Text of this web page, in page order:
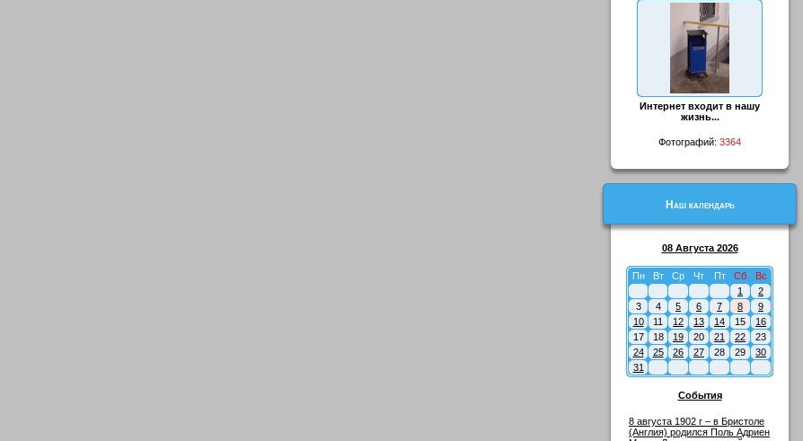
Интернет входит в нашу
жизнь...
Фотографий: 3364
Наш календарь
08 Августа 2026
Пн Вт Ср Чт Пт Сб
Вс
1
2
3
4 5 6 7 8
9
10
11 12 13 14 15
16
17
18 19 20 21 22
23
24
25 26 27 28 29
30
31
События
8 августа 1902 г – в Бристоле
(Англия) родился Поль Адриен